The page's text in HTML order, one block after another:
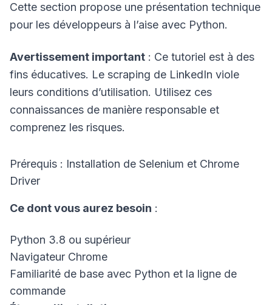
Cette section propose une présentation technique
pour les développeurs à l’aise avec Python.
Avertissement important : Ce tutoriel est à des
fins éducatives. Le scraping de LinkedIn viole
leurs conditions d’utilisation. Utilisez ces
connaissances de manière responsable et
comprenez les risques.
Prérequis : Installation de Selenium et Chrome
Driver
Ce dont vous aurez besoin :
Python 3.8 ou supérieur
Navigateur Chrome
Familiarité de base avec Python et la ligne de
commande